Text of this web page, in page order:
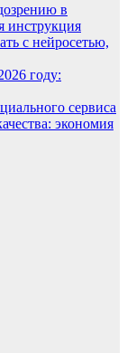
в
инструкция
с нейросетью,
году:
сервиса
экономия